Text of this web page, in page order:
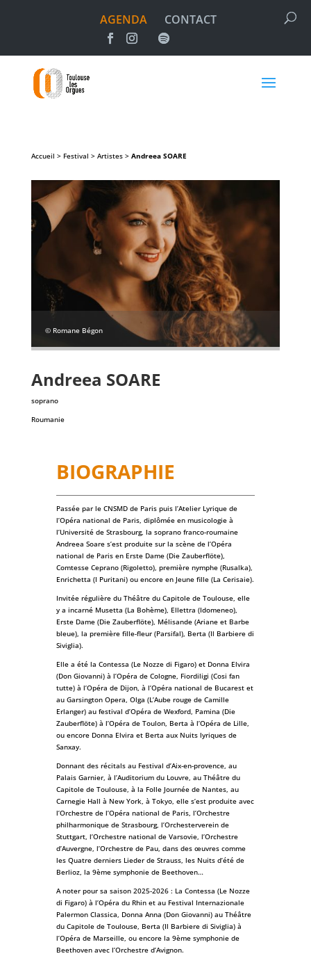
AGENDA CONTACT
Accueil > Festival > Artistes > Andreea SOARE
© Romane Bégon
Andreea SOARE
soprano
Roumanie
BIOGRAPHIE
Passée par le CNSMD de Paris puis l’Atelier Lyrique de
l’Opéra national de Paris, diplômée en musicologie à
l’Université de Strasbourg, la soprano franco-roumaine
Andreea Soare s’est produite sur la scène de l’Opéra
national de Paris en Erste Dame (Die Zauberflöte),
Comtesse Ceprano (Rigoletto), première nymphe (Rusalka),
Enrichetta (I Puritani) ou encore en Jeune fille (La Cerisaie).
Invitée régulière du Théâtre du Capitole de Toulouse, elle
y a incarné Musetta (La Bohème), Ellettra (Idomeneo),
Erste Dame (Die Zauberflöte), Mélisande (Ariane et Barbe
bleue), la première fille-fleur (Parsifal), Berta (Il Barbiere di
Siviglia).
Elle a été la Contessa (Le Nozze di Figaro) et Donna Elvira
(Don Giovanni) à l’Opéra de Cologne, Fiordiligi (Cosi fan
tutte) à l’Opéra de Dijon, à l’Opéra national de Bucarest et
au Garsington Opera, Olga (L’Aube rouge de Camille
Erlanger) au festival d’Opéra de Wexford, Pamina (Die
Zauberflöte) à l’Opéra de Toulon, Berta à l’Opéra de Lille,
ou encore Donna Elvira et Berta aux Nuits lyriques de
Sanxay.
Donnant des récitals au Festival d’Aix-en-provence, au
Palais Garnier, à l’Auditorium du Louvre, au Théâtre du
Capitole de Toulouse, à la Folle Journée de Nantes, au
Carnegie Hall à New York, à Tokyo, elle s’est produite avec
l’Orchestre de l’Opéra national de Paris, l’Orchestre
philharmonique de Strasbourg, l’Orchesterverein de
Stuttgart, l’Orchestre national de Varsovie, l’Orchestre
d’Auvergne, l’Orchestre de Pau, dans des œuvres comme
les Quatre derniers Lieder de Strauss, les Nuits d’été de
Berlioz, la 9ème symphonie de Beethoven…
A noter pour sa saison 2025-2026 : La Contessa (Le Nozze
di Figaro) à l’Opéra du Rhin et au Festival Internazionale
Palermon Classica, Donna Anna (Don Giovanni) au Théâtre
du Capitole de Toulouse, Berta (Il Barbiere di Siviglia) à
l’Opéra de Marseille, ou encore la 9ème symphonie de
Beethoven avec l’Orchestre d’Avignon.